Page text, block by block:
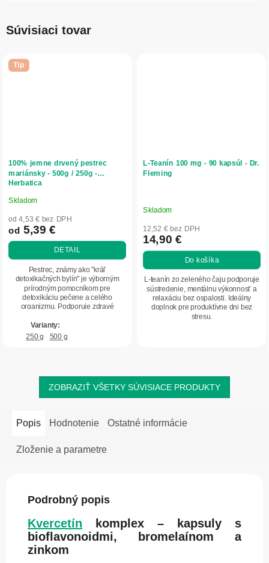
Súvisiaci tovar
Tip
100% jemne drvený pestrec
mariánsky - 500g / 250g -
Herbatica
Priemerné
hodnotenie
produktu
je
hviezdičiek.
Skladom
od 4,53 € bez DPH
od 5,39 €
DETAIL
Pestrec, známy ako "kráľ
detoxikačných bylín" je výborným
prírodným pomocníkom pre
detoxikáciu pečene a celého
organizmu. Podporuje zdravé
250 g 500 g
L-Teanín 100 mg - 90 kapsúl - Dr.
Fleming
Skladom
12,52 € bez DPH
14,90 €
Do košíka
L-teanín zo zeleného čaju podporuje
sústredenie, mentálnu výkonnosť a
relaxáciu bez ospalosti. Ideálny
doplnok pre produktívne dni bez
stresu.
ZOBRAZIŤ VŠETKY SÚVISIACE PRODUKTY
Popis Hodnotenie Ostatné informácie
Zloženie a parametre
Podrobný popis
Kvercetín komplex – kapsuly s
bioflavonoidmi, bromelaínom a
zinkom